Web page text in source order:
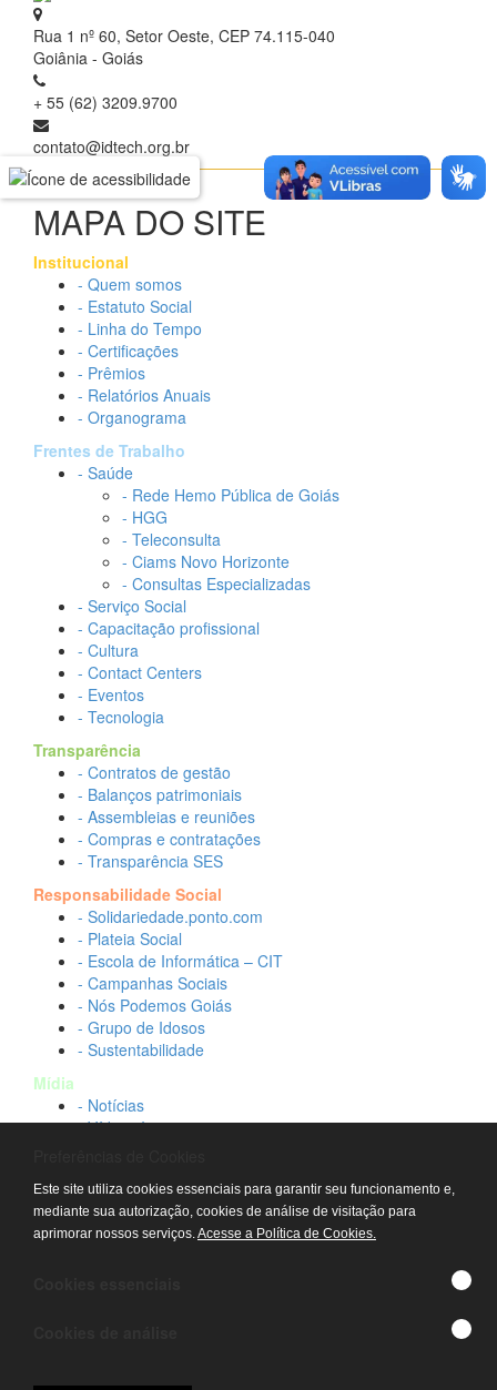
Rua 1 nº 60, Setor Oeste, CEP 74.115-040
Goiânia - Goiás
+ 55 (62) 3209.9700
contato@idtech.org.br
MAPA DO SITE
Institucional
- Quem somos
- Estatuto Social
- Linha do Tempo
- Certificações
- Prêmios
- Relatórios Anuais
- Organograma
Frentes de Trabalho
- Saúde
- Rede Hemo Pública de Goiás
- HGG
- Teleconsulta
- Ciams Novo Horizonte
- Consultas Especializadas
- Serviço Social
- Capacitação profissional
- Cultura
- Contact Centers
- Eventos
- Tecnologia
Transparência
- Contratos de gestão
- Balanços patrimoniais
- Assembleias e reuniões
- Compras e contratações
- Transparência SES
Responsabilidade Social
- Solidariedade.ponto.com
- Plateia Social
- Escola de Informática – CIT
- Campanhas Sociais
- Nós Podemos Goiás
- Grupo de Idosos
- Sustentabilidade
Mídia
- Notícias
- Vídeos Institucionais
Contato
- Fale conosco
- Trabalhe conosco
Este site utiliza cookies essenciais para garantir seu funcionamento e,
mediante sua autorização, cookies de análise de visitação para
aprimorar nossos serviços.Acesse a Política de Cookies.